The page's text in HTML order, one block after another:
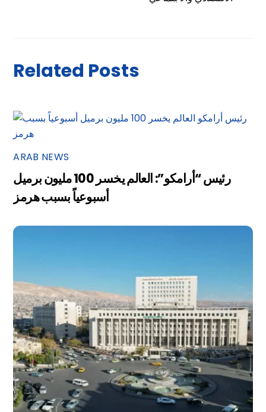
Related Posts
ARAB NEWS
رئيس “أرامكو”: العالم يخسر 100 مليون برميل
أسبوعياً بسبب هرمز